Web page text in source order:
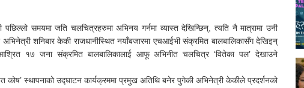
पछिल्लो समयमा जति चलचित्रहरुमा अभिनय गर्नमा व्यास्त देखिन्छिन्, त्यति नै मात्रामा उनी
शनिबार केकी राजधानीस्थित नयाँबजारमा एचआईभी संक्रमित बालबालिकासँग देखिइन्
१७ जना संक्रमित बालबालिकालाई आफू अभिनीत चलचित्र ‘वितेका पल’ देखाउने
कोष’ स्थापनाको उद्घाटन कार्यक्रममा प्रमुख अतिथि बनेर पुगेकी अभिनेत्री केकीले प्रदर्शनको